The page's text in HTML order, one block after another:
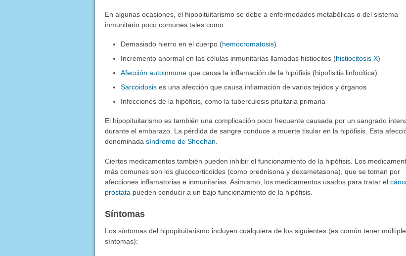
En algunas ocasiones, el hipopituitarismo se debe a enfermedades metabólicas o del sistema
inmunitario poco comunes tales como:
Demasiado hierro en el cuerpo (hemocromatosis)
Incremento anormal en las células inmunitarias llamadas histiocitos (histiocitosis X)
Afección autoinmune que causa la inflamación de la hipófisis (hipofisitis linfocítica)
Sarcoidosis es una afección que causa inflamación de varios tejidos y órganos
Infecciones de la hipófisis, como la tuberculosis pituitaria primaria
El hipopituitarismo es también una complicación poco frecuente causada por un sangrado
durante el embarazo. La pérdida de sangre conduce a muerte tisular en la hipófisis. Esta
denominada síndrome de Sheehan
Ciertos medicamentos también pueden inhibir el funcionamiento de la hipófisis. Los
más comunes son los glucocorticoides (como prednisona y dexametasona), que se toman por
afecciones inflamatorias e inmunitarias. Asimismo, los medicamentos usados para tratar el
próstatapueden conducir a un bajo funcionamiento de la hipófisis.
Síntomas
Los síntomas del hipopituitarismo incluyen cualquiera de los siguientes (es común tener
síntomas):